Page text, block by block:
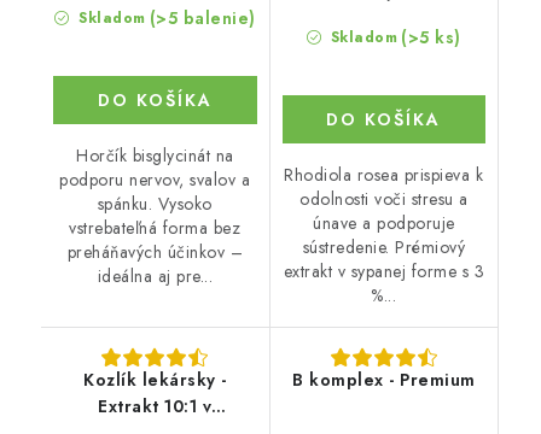
Skladom (>5 balenie)
DO KOŠÍKA
Horčík bisglycinát na
podporu nervov, svalov a
spánku. Vysoko
vstrebateľná forma bez
preháňavých účinkov –
ideálna aj pre...
Skladom (>5 ks)
DO KOŠÍKA
Rhodiola rosea prispieva k
odolnosti voči stresu a
únave a podporuje
sústredenie. Prémiový
extrakt v sypanej forme s 3
%...
Kozlík lekársky -
Extrakt 10:1 v
B komplex - Premium